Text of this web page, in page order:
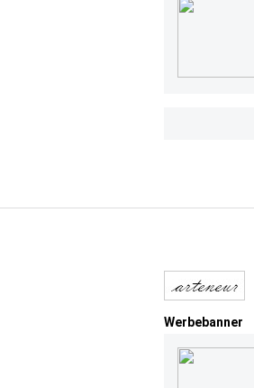
Werbebanner